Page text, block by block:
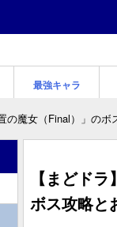
最強キャラ
の魔女（Final）」の
【まどド
ボス攻略と